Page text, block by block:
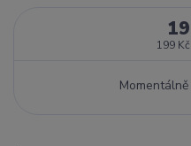
199 Kč